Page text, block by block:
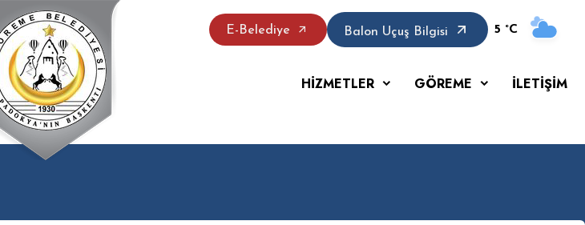
E-Belediye Balon Uçuş Bilgisi 5 °C
HİZMETLER GÖREME İLETİŞİM